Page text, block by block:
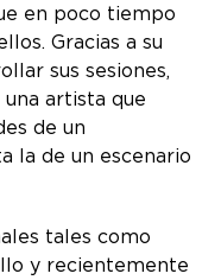
en poco tiempo
Gracias a su
sus sesiones,
artista que
de un
la de un escenario
tales como
y recientemente